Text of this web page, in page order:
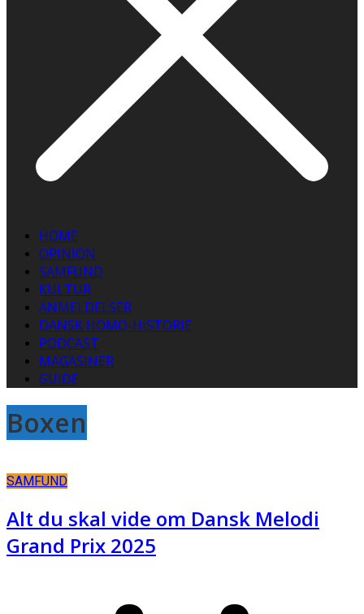
HOME
OPINION
SAMFUND
KULTUR
ANMELDELSER
DANSK HOMO-HISTORIE
PODCAST
MAGASINER
GUIDE
Boxen
SAMFUND
Alt du skal vide om Dansk Melodi
Grand Prix 2025